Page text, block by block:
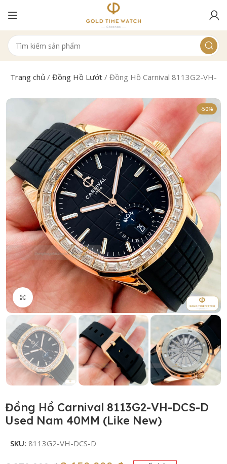
Trang chủ /Đồng Hồ Lướt /Đồng Hồ Carnival 8113G2-VH-
-50%
Click to enlarge
Đồng Hồ Carnival 8113G2-VH-DCS-D
Used Nam 40MM (Like New)
SKU:8113G2-VH-DCS-D